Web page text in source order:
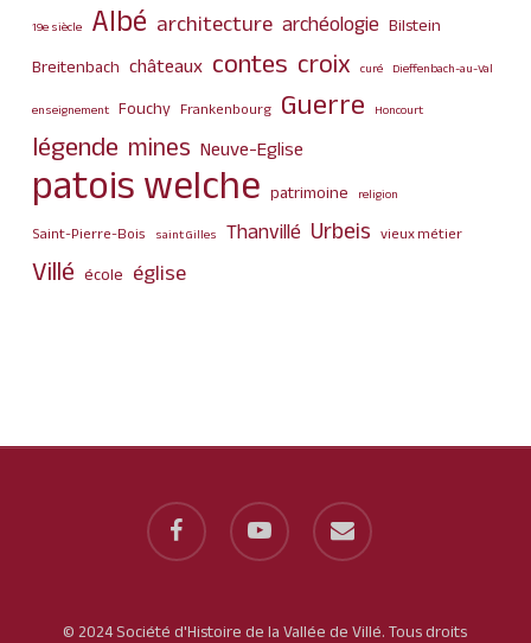
19e siècle Albé architecture archéologie Bilstein
Breitenbach châteaux contes croix curé Dieffenbach-au-Val
enseignement Fouchy Frankenbourg Guerre Honcourt
légende mines Neuve-Eglise
patois welche patrimoine religion
Saint-Pierre-Bois saint Gilles Thanvillé Urbeis vieux métier
Villé école église
facebook youtube email
© 2024 Société d'Histoire de la Vallée de Villé. Tous droits